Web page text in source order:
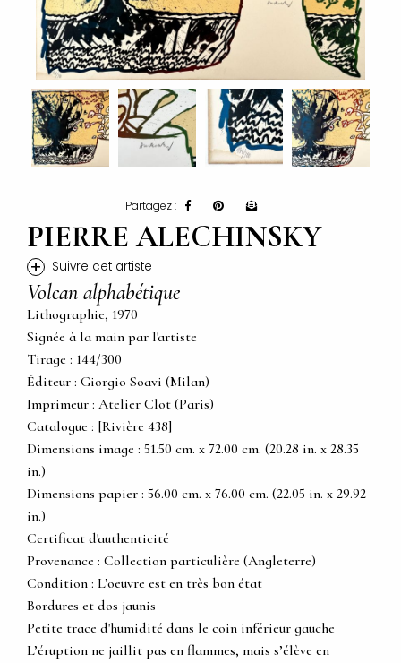
Partagez :
PIERRE ALECHINSKY
+ Suivre cet artiste
Volcan alphabétique
Lithographie, 1970
Signée à la main par l'artiste
Tirage : 144/300
Éditeur : Giorgio Soavi (Milan)
Imprimeur : Atelier Clot (Paris)
Catalogue : [Rivière 438]
Dimensions image : 51.50 cm. x 72.00 cm. (20.28 in. x 28.35
in.)
Dimensions papier : 56.00 cm. x 76.00 cm. (22.05 in. x 29.92
in.)
Certificat d'authenticité
Provenance : Collection particulière (Angleterre)
Condition : L’oeuvre est en très bon état
Bordures et dos jaunis
Petite trace d'humidité dans le coin inférieur gauche
L’éruption ne jaillit pas en flammes, mais s’élève en